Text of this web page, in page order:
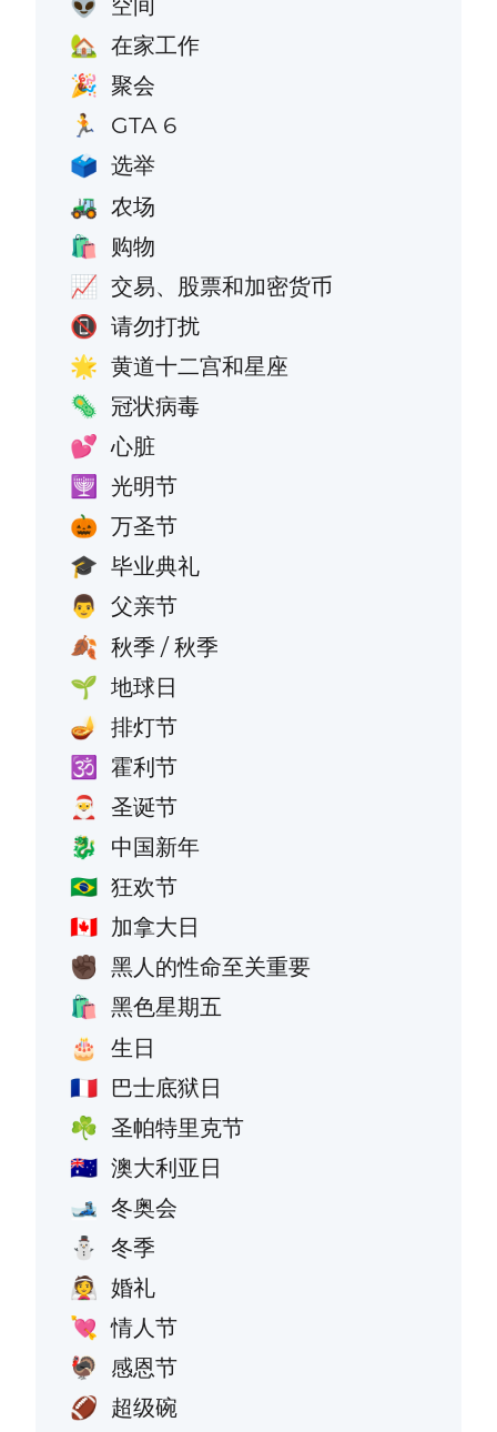
👽
🏡 在家工作
🎉 聚会
🏃 GTA 6
🗳️ 选举
🚜 农场
🛍️ 购物
📈 交易、股票和加密货币
📵 请勿打扰
🌟 黄道十二宫和星座
🦠 冠状病毒
💕 心脏
🕎 光明节
🎃 万圣节
🎓 毕业典礼
👨 父亲节
🍂 秋季 / 秋季
🌱 地球日
🪔 排灯节
🕉️ 霍利节
🎅 圣诞节
🐉 中国新年
🇧🇷 狂欢节
🇨🇦 加拿大日
✊🏿 黑人的性命至关重要
🛍️ 黑色星期五
🎂 生日
🇫🇷 巴士底狱日
☘️ 圣帕特里克节
🇦🇺 澳大利亚日
🎿 冬奥会
⛄ 冬季
👰 婚礼
💘 情人节
🦃 感恩节
🏈 超级碗